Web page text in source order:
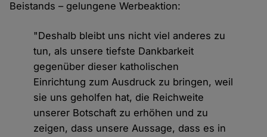
Beistands – gelungene Werbeaktion:
"Deshalb bleibt uns nicht viel anderes zu
tun, als unsere tiefste Dankbarkeit
gegenüber dieser katholischen
Einrichtung zum Ausdruck zu bringen, weil
sie uns geholfen hat, die Reichweite
unserer Botschaft zu erhöhen und zu
zeigen, dass unsere Aussage, dass es in